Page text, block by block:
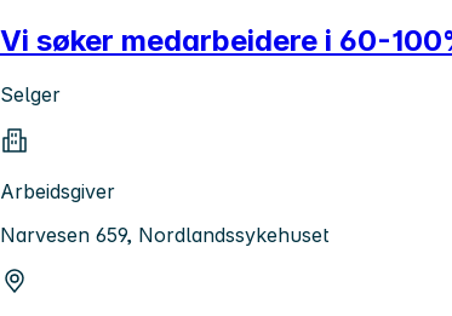
Vi søker medarbeidere i 60-
Selger
Arbeidsgiver
Narvesen 659, Nordlandssykehuset